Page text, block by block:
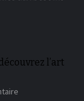
Toulouse l’art